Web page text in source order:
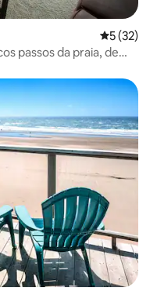
5 de uma
5 (32)
passos da praia, de